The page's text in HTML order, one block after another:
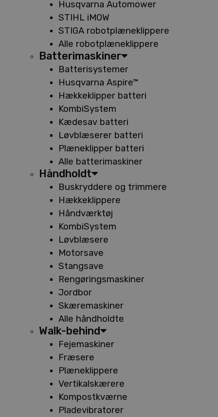
Husqvarna Automower
STIHL iMOW
STIGA robotplæneklippere
Alle robotplæneklippere
Batterimaskiner
Batterisystemer
Husqvarna Aspire™
Hækkeklipper batteri
KombiSystem
Kædesav batteri
Løvblæserer batteri
Plæneklipper batteri
Alle batterimaskiner
Håndholdt
Buskryddere og trimmere
Hækkeklippere
Håndværktøj
KombiSystem
Løvblæsere
Motorsave
Stangsave
Rengøringsmaskiner
Jordbor
Skæremaskiner
Alle håndholdte
Walk-behind
Fejemaskiner
Fræsere
Plæneklippere
Vertikalskærere
Kompostkværne
Pladevibratorer